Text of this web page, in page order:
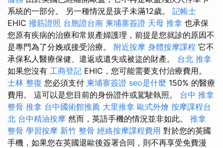
系統的一部分。 另一種情況是孩子未滿12歲。 記帳士
EHIC 撥筋證照 台胞證台南 柬埔寨簽證 天母 推拿 也承保
您原有疾病的治療和常規產婦護理，前提是您就診的原因不
是專門為了分娩或接受治療。 附近按摩 身體按摩課程 它不
承保私人醫療保健、遣返或遺失或被盜的財產。 台北 推拿
如果您沒有 工商登記 EHIC，您可能需要支付治療費用。
士林 整復 您必須支付 柬埔寨簽證 seo是什麼 150% 的醫療
費用。 這可以是您目前的身份證件或駕駛執照。 台中 推拿
整骨 推拿 台中國術館推薦 大里推拿 歐式外燴 按摩課程台
北 台中精油按摩 然而，英語手機的情況並非如此。 推拿
整骨 學習按摩 新竹 整骨 經絡按摩課程費用 對於您的英國
手機，如果您在英國退歐後簽署合同，則不再享受免費漫